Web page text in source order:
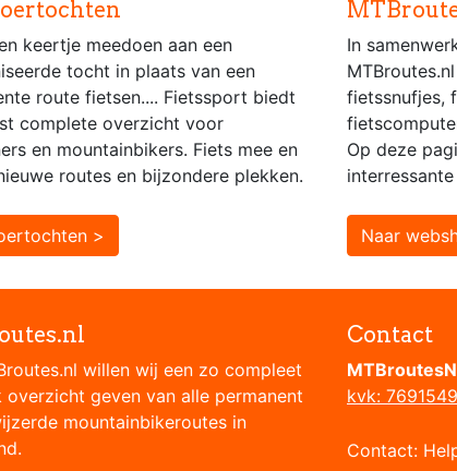
keertje meedoen aan een
tocht in plaats van een
route fietsen.... Fietssport biedt
complete overzicht voor
en mountainbikers. Fiets mee en
routes en bijzondere plekken.
>
In
fietssnufjes,
Op deze
Naar
willen wij een zo compleet
overzicht geven van alle permanent
mountainbikeroutes in
Contact
kvk:
Contact: